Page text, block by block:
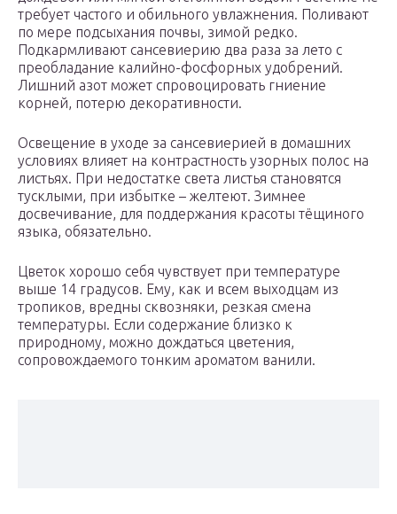
требует частого и обильного увлажнения. Поливают
по мере подсыхания почвы, зимой редко.
Подкармливают сансевиерию два раза за лето с
преобладание калийно-фосфорных удобрений.
Лишний азот может спровоцировать гниение
корней, потерю декоративности.
Освещение в уходе за сансевиерией в домашних
условиях влияет на контрастность узорных полос на
листьях. При недостатке света листья становятся
тусклыми, при избытке – желтеют. Зимнее
досвечивание, для поддержания красоты тёщиного
языка, обязательно.
Цветок хорошо себя чувствует при температуре
выше 14 градусов. Ему, как и всем выходцам из
тропиков, вредны сквозняки, резкая смена
температуры. Если содержание близко к
природному, можно дождаться цветения,
сопровождаемого тонким ароматом ванили.